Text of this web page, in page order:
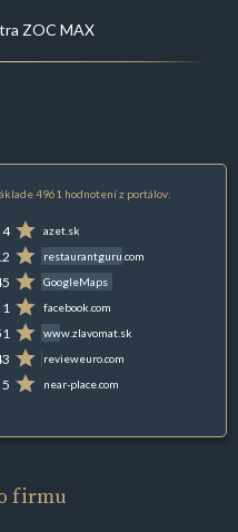
ZOC MAX
4961 hodnotení z portálov:
4 azet.sk
restaurantguru.com
GoogleMaps
1 facebook.com
www.zlavomat.sk
revieweuro.com
5 near-place.com
firmu